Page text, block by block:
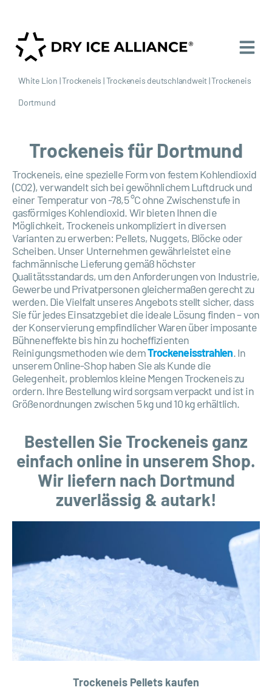
White Lion |Trockeneis |Trockeneis deutschlandweit|Trockeneis
Dortmund
Trockeneis für Dortmund
Trockeneis, eine spezielle Form von festem Kohlendioxid
(CO2), verwandelt sich bei gewöhnlichem Luftdruck und
einer Temperatur von -78,5 °C ohne Zwischenstufe in
gasförmiges Kohlendioxid. Wir bieten Ihnen die
Möglichkeit, Trockeneis unkompliziert in diversen
Varianten zu erwerben: Pellets, Nuggets, Blöcke oder
Scheiben. Unser Unternehmen gewährleistet eine
fachmännische Lieferung gemäß höchster
Qualitätsstandards, um den Anforderungen von Industrie,
Gewerbe und Privatpersonen gleichermaßen gerecht zu
werden. Die Vielfalt unseres Angebots stellt sicher, dass
Sie für jedes Einsatzgebiet die ideale Lösung finden – von
der Konservierung empfindlicher Waren über imposante
Bühneneffekte bis hin zu hocheffizienten
Reinigungsmethoden wie demTrockeneisstrahlen. In
unserem Online-Shop haben Sie als Kunde die
Gelegenheit, problemlos kleine Mengen Trockeneis zu
ordern. Ihre Bestellung wird sorgsam verpackt und ist in
Größenordnungen zwischen 5 kg und 10 kg erhältlich.
Bestellen Sie Trockeneis ganz
einfach online in unserem Shop.
Wir liefern nach Dortmund
zuverlässig & autark!
Trockeneis Pellets kaufen